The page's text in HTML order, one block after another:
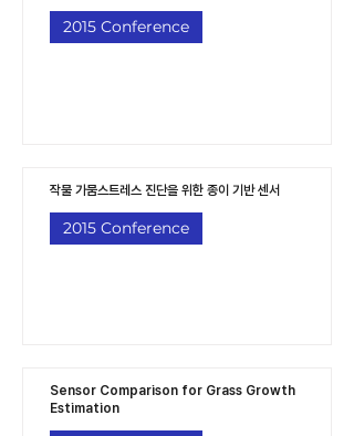
2015 Conference
작물 가뭄스트레스 진단을 위한 종이 기반 센서
2015 Conference
Sensor Comparison for Grass Growth
Estimation